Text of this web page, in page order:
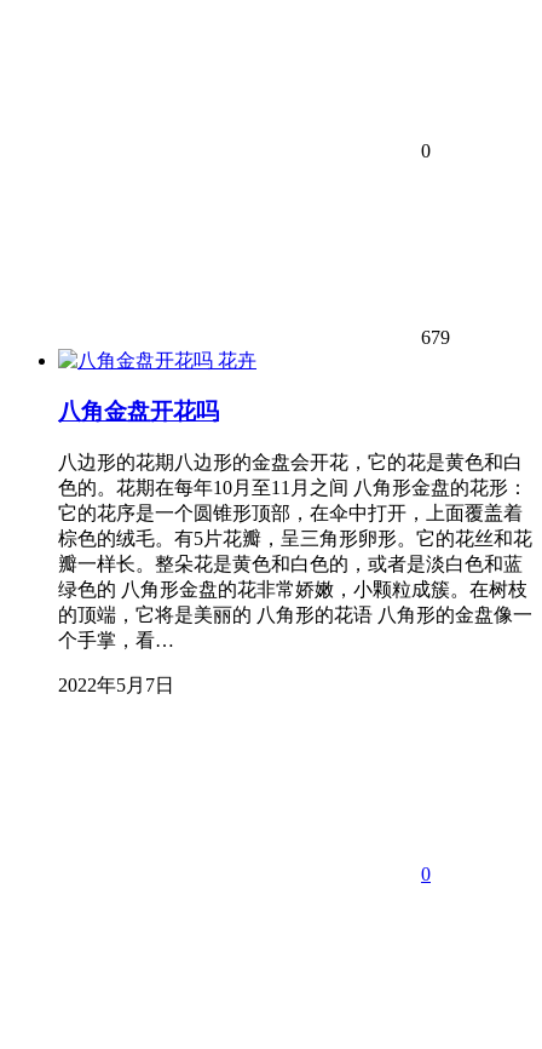
0
679
花卉
八角金盘开花吗
八边形的花期八边形的金盘会开花，它的花是黄色和白
色的。花期在每年10月至11月之间 八角形金盘的花形：
它的花序是一个圆锥形顶部，在伞中打开，上面覆盖着
棕色的绒毛。有5片花瓣，呈三角形卵形。它的花丝和花
瓣一样长。整朵花是黄色和白色的，或者是淡白色和蓝
绿色的 八角形金盘的花非常娇嫩，小颗粒成簇。在树枝
的顶端，它将是美丽的 八角形的花语 八角形的金盘像一
个手掌，看…
2022年5月7日
0